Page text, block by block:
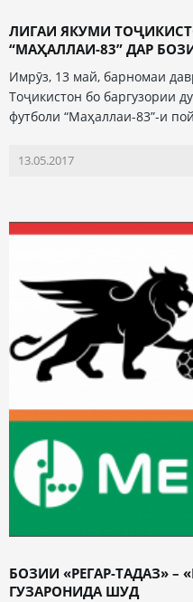
ЛИГАИ ЯКУМИ
“МАҲАЛЛАИ-83” ДАР
Имрӯз, 13 май, барномаи
Тоҷикистон бо баргузории
футболи “Маҳаллаи-83”-и
13.05.2017
БОЗИИ «РЕГАР-ТАДАЗ» –
ГУЗАРОНИДА ШУД